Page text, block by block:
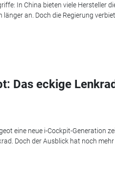
In China bieten viele Hersteller
an. Doch die Regierung
Das eckige Lenkrad
eine neue i-Cockpit-Generation
Doch der Ausblick hat noch mehr